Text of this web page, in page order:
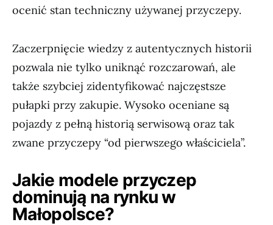
ocenić stan techniczny używanej przyczepy.
Zaczerpnięcie wiedzy z autentycznych historii
pozwala nie tylko uniknąć rozczarowań, ale
także szybciej zidentyfikować najczęstsze
pułapki przy zakupie. Wysoko oceniane są
pojazdy z pełną historią serwisową oraz tak
zwane przyczepy “od pierwszego właściciela”.
Jakie modele przyczep
dominują na rynku w
Małopolsce?